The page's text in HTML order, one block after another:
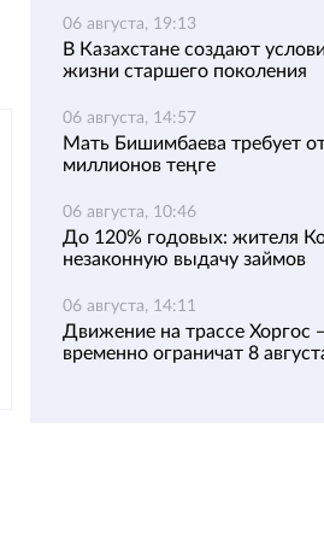
06 августа, 19:13
В Казахстане создают
жизни старшего поколения
06 августа, 14:57
Мать Бишимбаева требует
миллионов теңге
06 августа, 10:46
До 120% годовых: жителя
незаконную выдачу займов
06 августа, 14:11
Движение на трассе Хоргос
временно ограничат 8